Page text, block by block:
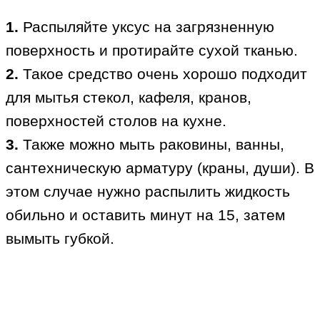
1. Распыляйте уксус на загрязненную
поверхность и протирайте сухой тканью.
2. Такое средство очень хорошо подходит
для мытья стекол, кафеля, кранов,
поверхностей столов на кухне.
3. Также можно мыть раковины, ванны,
сантехническую арматуру (краны, души). В
этом случае нужно распылить жидкость
обильно и оставить минут на 15, затем
вымыть губкой.